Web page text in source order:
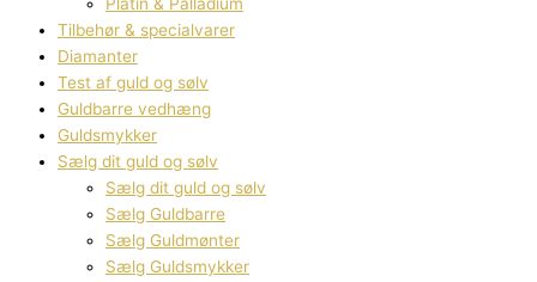
Platin & Palladium
Tilbehør & specialvarer
Diamanter
Test af guld og sølv
Guldbarre vedhæng
Guldsmykker
Sælg dit guld og sølv
Sælg dit guld og sølv
Sælg Guldbarre
Sælg Guldmønter
Sælg Guldsmykker